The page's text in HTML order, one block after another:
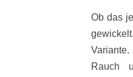
Ob das
Rauch